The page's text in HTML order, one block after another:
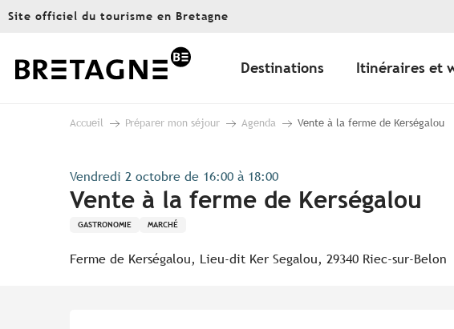
Aller
principal
Site officiel du tourisme en Bretagne
Destinations Itinéraires et
Accueil Préparer mon séjour Agenda Vente à la ferme de Kerségalou
Vendredi 2 octobre de 16:00 à 18:00
Vente à la ferme de Kerségalou
GASTRONOMIE MARCHÉ
Ferme de Kerségalou, Lieu-dit Ker Segalou, 29340 Riec-sur-Belon